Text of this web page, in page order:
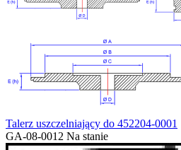
Talerz uszczelniający do 452204-0001
GA-08-0012 Na stanie